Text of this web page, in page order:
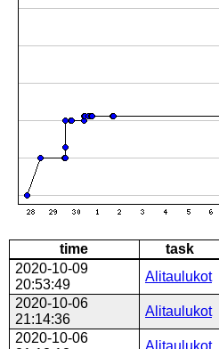
time task
2020-10-09
20:53:49
Alitaulukot
2020-10-06
21:14:36
Alitaulukot
2020-10-06